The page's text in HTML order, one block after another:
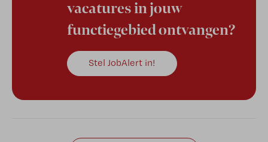
vacatures in jouw
functiegebied ontvangen?
Stel JobAlert in!